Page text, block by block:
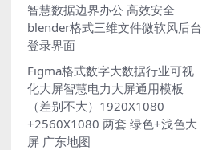
智慧数据边界办公 高效安全
blender格式三维文件微软风后台
登录界面
Figma格式数字大数据行业可视
化大屏智慧电力大屏通用模板
（差别不大）1920X1080
+2560X1080 两套 绿色+浅色大
屏 广东地图